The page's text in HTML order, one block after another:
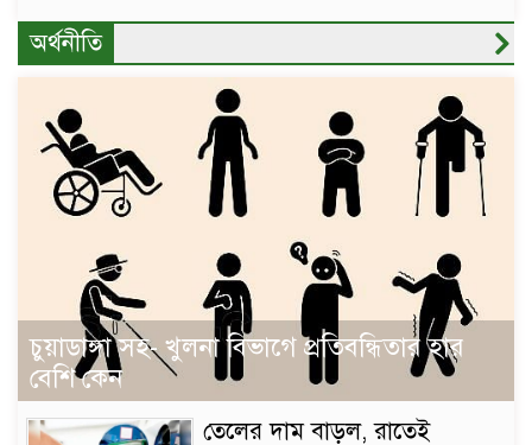
অর্থনীতি
চুয়াডাঙ্গা সহ- খুলনা বিভাগে প্রতিবন্ধিতার হার
বেশি কেন
তেলের দাম বাড়ল, রাতেই